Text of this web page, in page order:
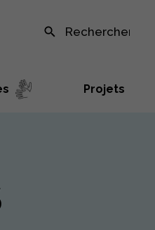
Projets
Recherche sur le site